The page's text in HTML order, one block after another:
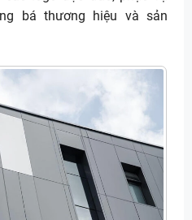
bá thương hiệu và sản